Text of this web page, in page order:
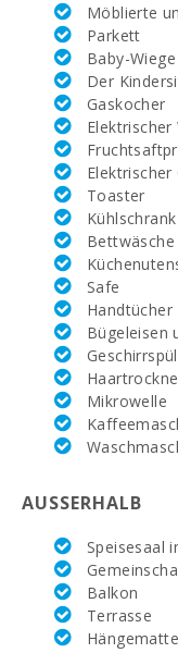
Alcanada Golf
(km ):
Reiten (km):
Rafa Nadal
Tennis Academy
(km):
Krankenhaus
Alcudia (km):
Krankenhaus
Manacor (km):
Krankenhaus Son
Espases Palma
de Mallorca (km):
Wochenmarkt in
Alcudia
(dienstags und
sonntags)(km):
Supermarkt
(km):
Supermarkt
EROSKY (m):
Supermarkt SPAR
Möblierte
Parkett
Baby-Wiege
Der
Gaskocher
Elektrischer
Toaster
Kühlschrank
Bettwäsche
Safe
Handtücher
Bügeleisen
Mikrowelle
AUSSERHALB
Speisesaal
Balkon
Terrasse